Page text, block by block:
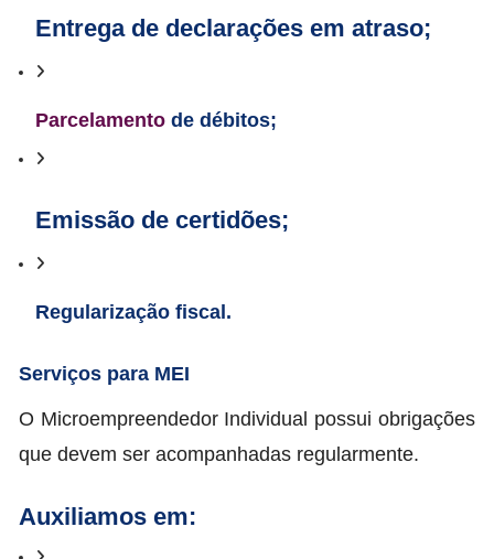
Entrega de declarações em atraso;
Parcelamentode débitos;
Emissão de certidões;
Regularização fiscal.
Serviços para MEI
O Microempreendedor Individual possui obrigações
que devem ser acompanhadas regularmente.
Auxiliamos em: